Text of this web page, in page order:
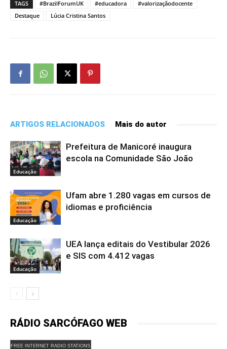
TAGS #BrazilForumUK #educadora
#valorizaçãodocente
Destaque
Lúcia Cristina Santos
ARTIGOS RELACIONADOS Mais do autor
Educação
Prefeitura de Manicoré inaugura
escola na Comunidade São João
Educação
Ufam abre 1.280 vagas em cursos de
idiomas e proficiência
Educação
UEA lança editais do Vestibular 2026
e SIS com 4.412 vagas
RÁDIO SARCÓFAGO WEB
FREE INTERNET RADIO STATIONS